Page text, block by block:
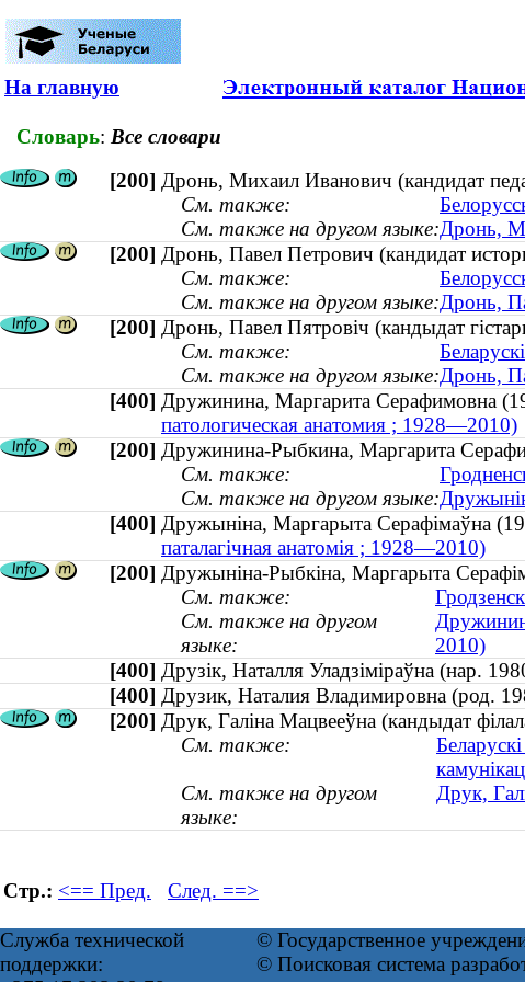
На главную
Словарь: Все словари
[200] Дронь, Михаил Иванович (кандидат
См. также:
См. также на другом языке:Дронь,
[200] Дронь, Павел Петрович (кандидат
См. также:
См. также на другом языке:Дронь,
[200] Дронь, Павел Пятровіч (кандыдат
См. также:
См. также на другом языке:Дронь,
[400] Дружинина, Маргарита Серафимовна
патологическая анатомия ; 1928—2010)
[200] Дружинина-Рыбкина, Маргарита
См. также:
См. также на другом языке:
[400] Дружыніна, Маргарыта Серафімаўна
паталагічная анатомія ; 1928—2010)
[200] Дружыніна-Рыбкіна, Маргарыта
См. также:
См. также на другом
языке:
2010)
[400] Друзік, Наталля Уладзіміраўна (нар.
[400] Друзик, Наталия Владимировна (род.
[200] Друк, Галіна Мацвееўна (кандыдат
См. также:
См. также на другом
языке:
Друк,
Стр.: <== Пред. След. ==>
Служба технической
поддержки:
© Государственное
© Поисковая система